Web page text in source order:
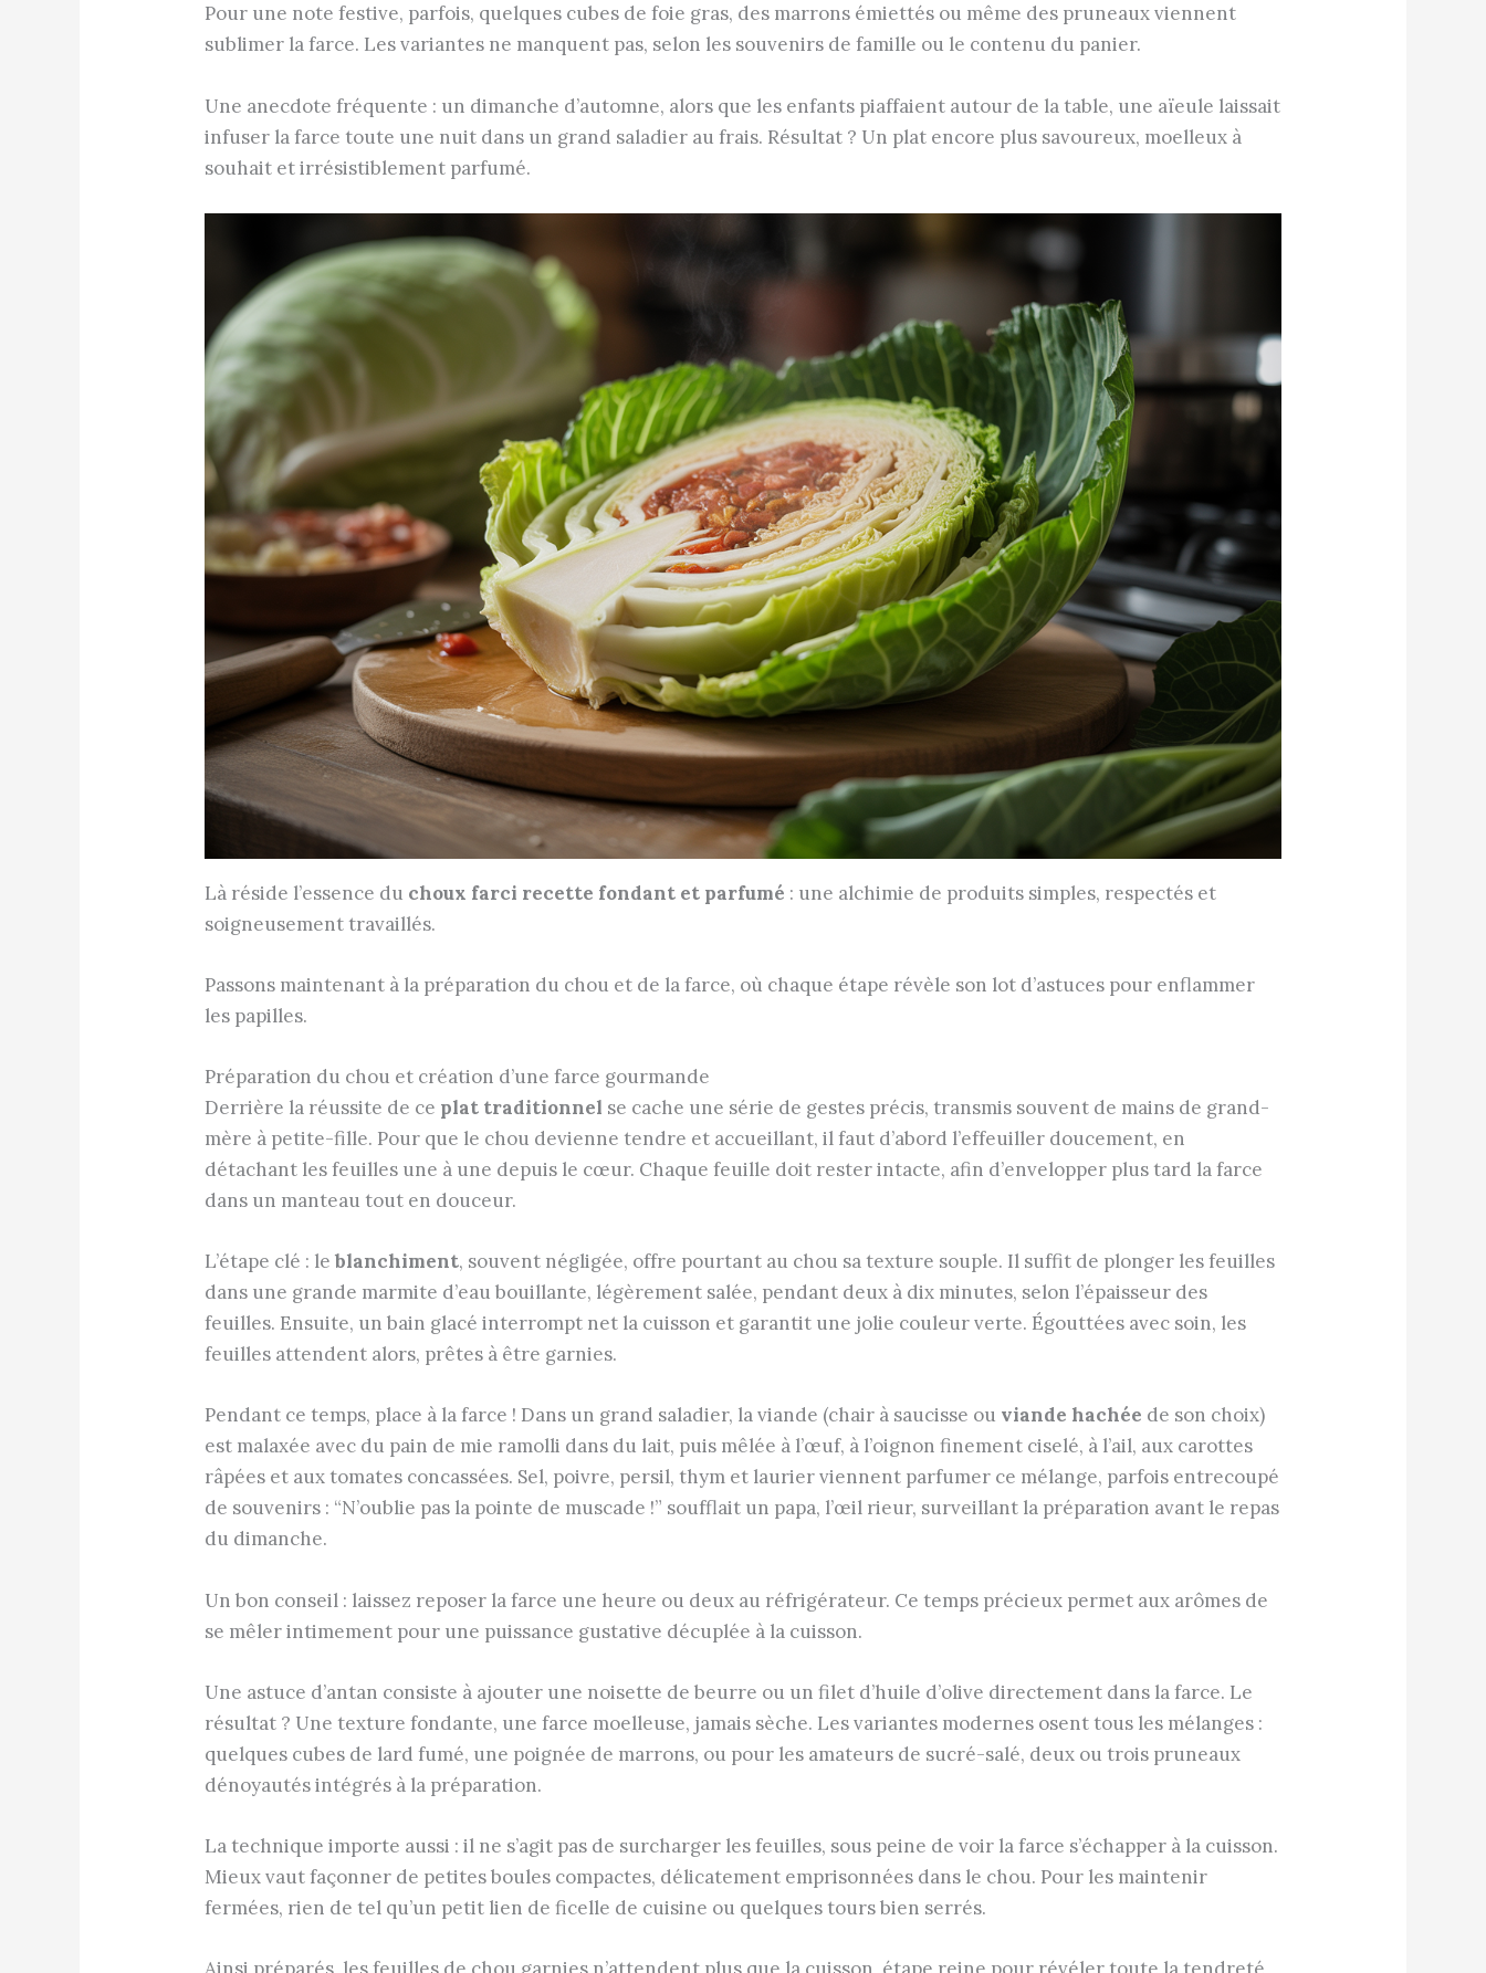
Pour une note festive, parfois, quelques cubes de foie gras, des marrons émiettés ou même des pruneaux viennent
sublimer la farce. Les variantes ne manquent pas, selon les souvenirs de famille ou le contenu du panier.
Une anecdote fréquente : un dimanche d’automne, alors que les enfants piaffaient autour de la table, une aïeule laissait
infuser la farce toute une nuit dans un grand saladier au frais. Résultat ? Un plat encore plus savoureux, moelleux à
souhait et irrésistiblement parfumé.
Là réside l’essence du choux farci recette fondant et parfumé : une alchimie de produits simples, respectés et
soigneusement travaillés.
Passons maintenant à la préparation du chou et de la farce, où chaque étape révèle son lot d’astuces pour enflammer
les papilles.
Préparation du chou et création d’une farce gourmande
Derrière la réussite de ce plat traditionnel se cache une série de gestes précis, transmis souvent de mains de grand-
mère à petite-fille. Pour que le chou devienne tendre et accueillant, il faut d’abord l’effeuiller doucement, en
détachant les feuilles une à une depuis le cœur. Chaque feuille doit rester intacte, afin d’envelopper plus tard la farce
dans un manteau tout en douceur.
L’étape clé : leblanchiment, souvent négligée, offre pourtant au chou sa texture souple. Il suffit de plonger les feuilles
dans une grande marmite d’eau bouillante, légèrement salée, pendant deux à dix minutes, selon l’épaisseur des
feuilles. Ensuite, un bain glacé interrompt net la cuisson et garantit une jolie couleur verte. Égouttées avec soin, les
feuilles attendent alors, prêtes à être garnies.
Pendant ce temps, place à la farce ! Dans un grand saladier, la viande (chair à saucisse ou viande hachée de son choix)
est malaxée avec du pain de mie ramolli dans du lait, puis mêlée à l’œuf, à l’oignon finement ciselé, à l’ail, aux carottes
râpées et aux tomates concassées. Sel, poivre, persil, thym et laurier viennent parfumer ce mélange, parfois entrecoupé
de souvenirs : “N’oublie pas la pointe de muscade !” soufflait un papa, l’œil rieur, surveillant la préparation avant le repas
du dimanche.
Un bon conseil : laissez reposer la farce une heure ou deux au réfrigérateur. Ce temps précieux permet aux arômes de
se mêler intimement pour une puissance gustative décuplée à la cuisson.
Une astuce d’antan consiste à ajouter une noisette de beurre ou un filet d’huile d’olive directement dans la farce. Le
résultat ? Une texture fondante, une farce moelleuse, jamais sèche. Les variantes modernes osent tous les mélanges :
quelques cubes de lard fumé, une poignée de marrons, ou pour les amateurs de sucré-salé, deux ou trois pruneaux
dénoyautés intégrés à la préparation.
La technique importe aussi : il ne s’agit pas de surcharger les feuilles, sous peine de voir la farce s’échapper à la cuisson.
Mieux vaut façonner de petites boules compactes, délicatement emprisonnées dans le chou. Pour les maintenir
fermées, rien de tel qu’un petit lien de ficelle de cuisine ou quelques tours bien serrés.